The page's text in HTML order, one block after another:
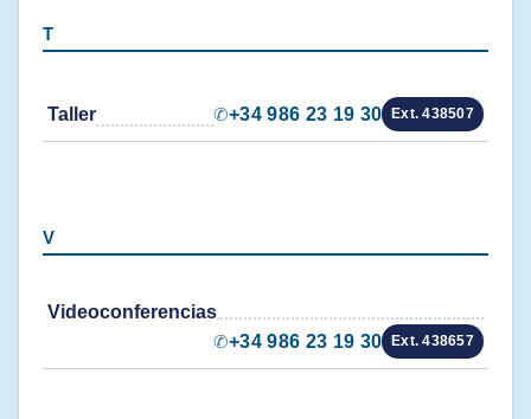
T
Taller ✆+34 986 23 19 30 Ext. 438507
V
Videoconferencias
✆+34 986 23 19 30 Ext. 438657